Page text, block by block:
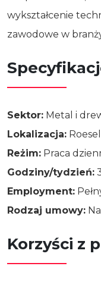
wykształcenie
zawodowe w
Sektor: Metal i
Lokalizacja:
Reżim: Praca
Godziny/tydzień:
Employment:
Rodzaj umowy:
Korzyści z